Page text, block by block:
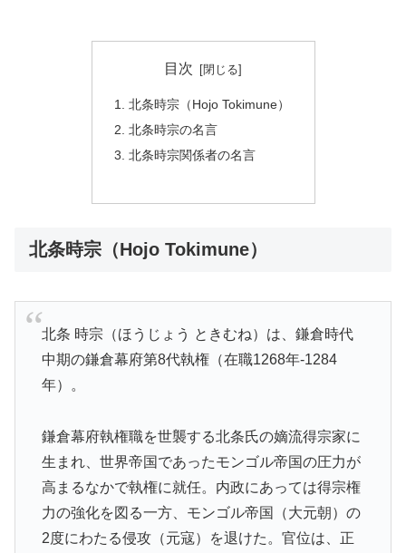
目次
北条時宗（Hojo Tokimune）
北条時宗の名言
北条時宗関係者の名言
北条時宗（Hojo Tokimune）
北条 時宗（ほうじょう ときむね）は、鎌倉時代
中期の鎌倉幕府第8代執権（在職1268年-1284
年）。
鎌倉幕府執権職を世襲する北条氏の嫡流得宗家に
生まれ、世界帝国であったモンゴル帝国の圧力が
高まるなかで執権に就任。内政にあっては得宗権
力の強化を図る一方、モンゴル帝国（大元朝）の
2度にわたる侵攻（元寇）を退けた。官位は、正